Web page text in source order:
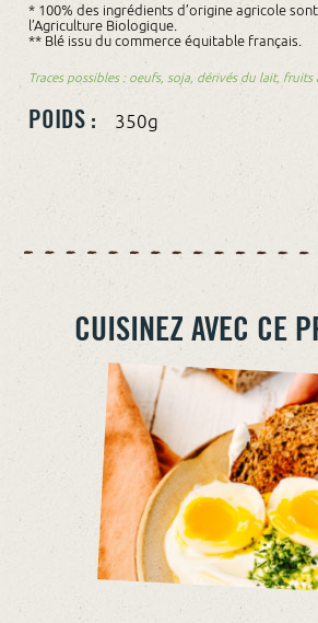
* 100% des ingrédients d’origine agricole
l’Agriculture Biologique.
** Blé issu du commerce équitable français.
Traces possibles : oeufs, soja, dérivés du lait, fruits
POIDS : 350g
CUISINEZ AVEC CE